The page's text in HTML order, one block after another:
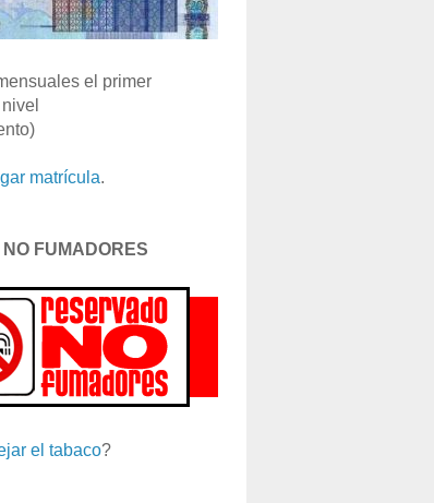
el primer
matrícula.
FUMADORES
el tabaco?